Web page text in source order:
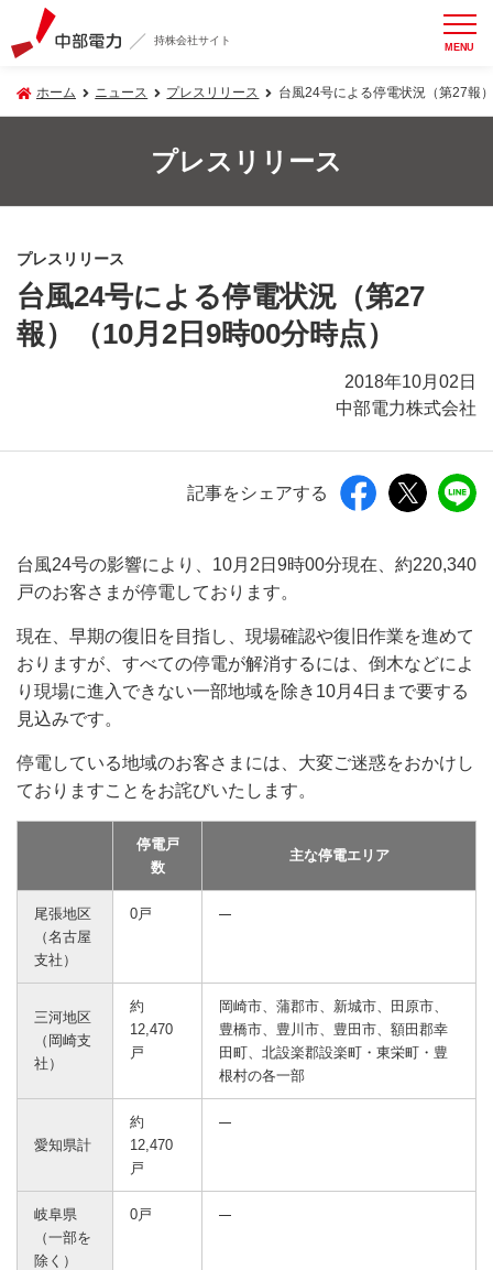
持株会社サイト MENU
ホーム ニュース プレスリリース 台風24号による停電状況（第27報
プレスリリース
プレスリリース
台風24号による停電状況（第27
報）（10月2日9時00分時点）
2018年10月02日
中部電力株式会社
記事をシェアする
台風24号の影響により、10月2日9時00分現在、約220,340
戸のお客さまが停電しております。
現在、早期の復旧を目指し、現場確認や復旧作業を進めて
おりますが、すべての停電が解消するには、倒木などによ
り現場に進入できない一部地域を除き10月4日まで要する
見込みです。
停電している地域のお客さまには、大変ご迷惑をおかけし
ておりますことをお詫びいたします。
停電戸
数
主な停電エリア
尾張地区
（名古屋
支社）
0戸
三河地区
（岡崎支
社）
約
12,470
戸
岡崎市、蒲郡市、新城市、田原市、
豊橋市、豊川市、豊田市、額田郡幸
田町、北設楽郡設楽町・東栄町・豊
根村の各一部
愛知県計
約
12,470
戸
岐阜県
（一部を
除く）
0戸